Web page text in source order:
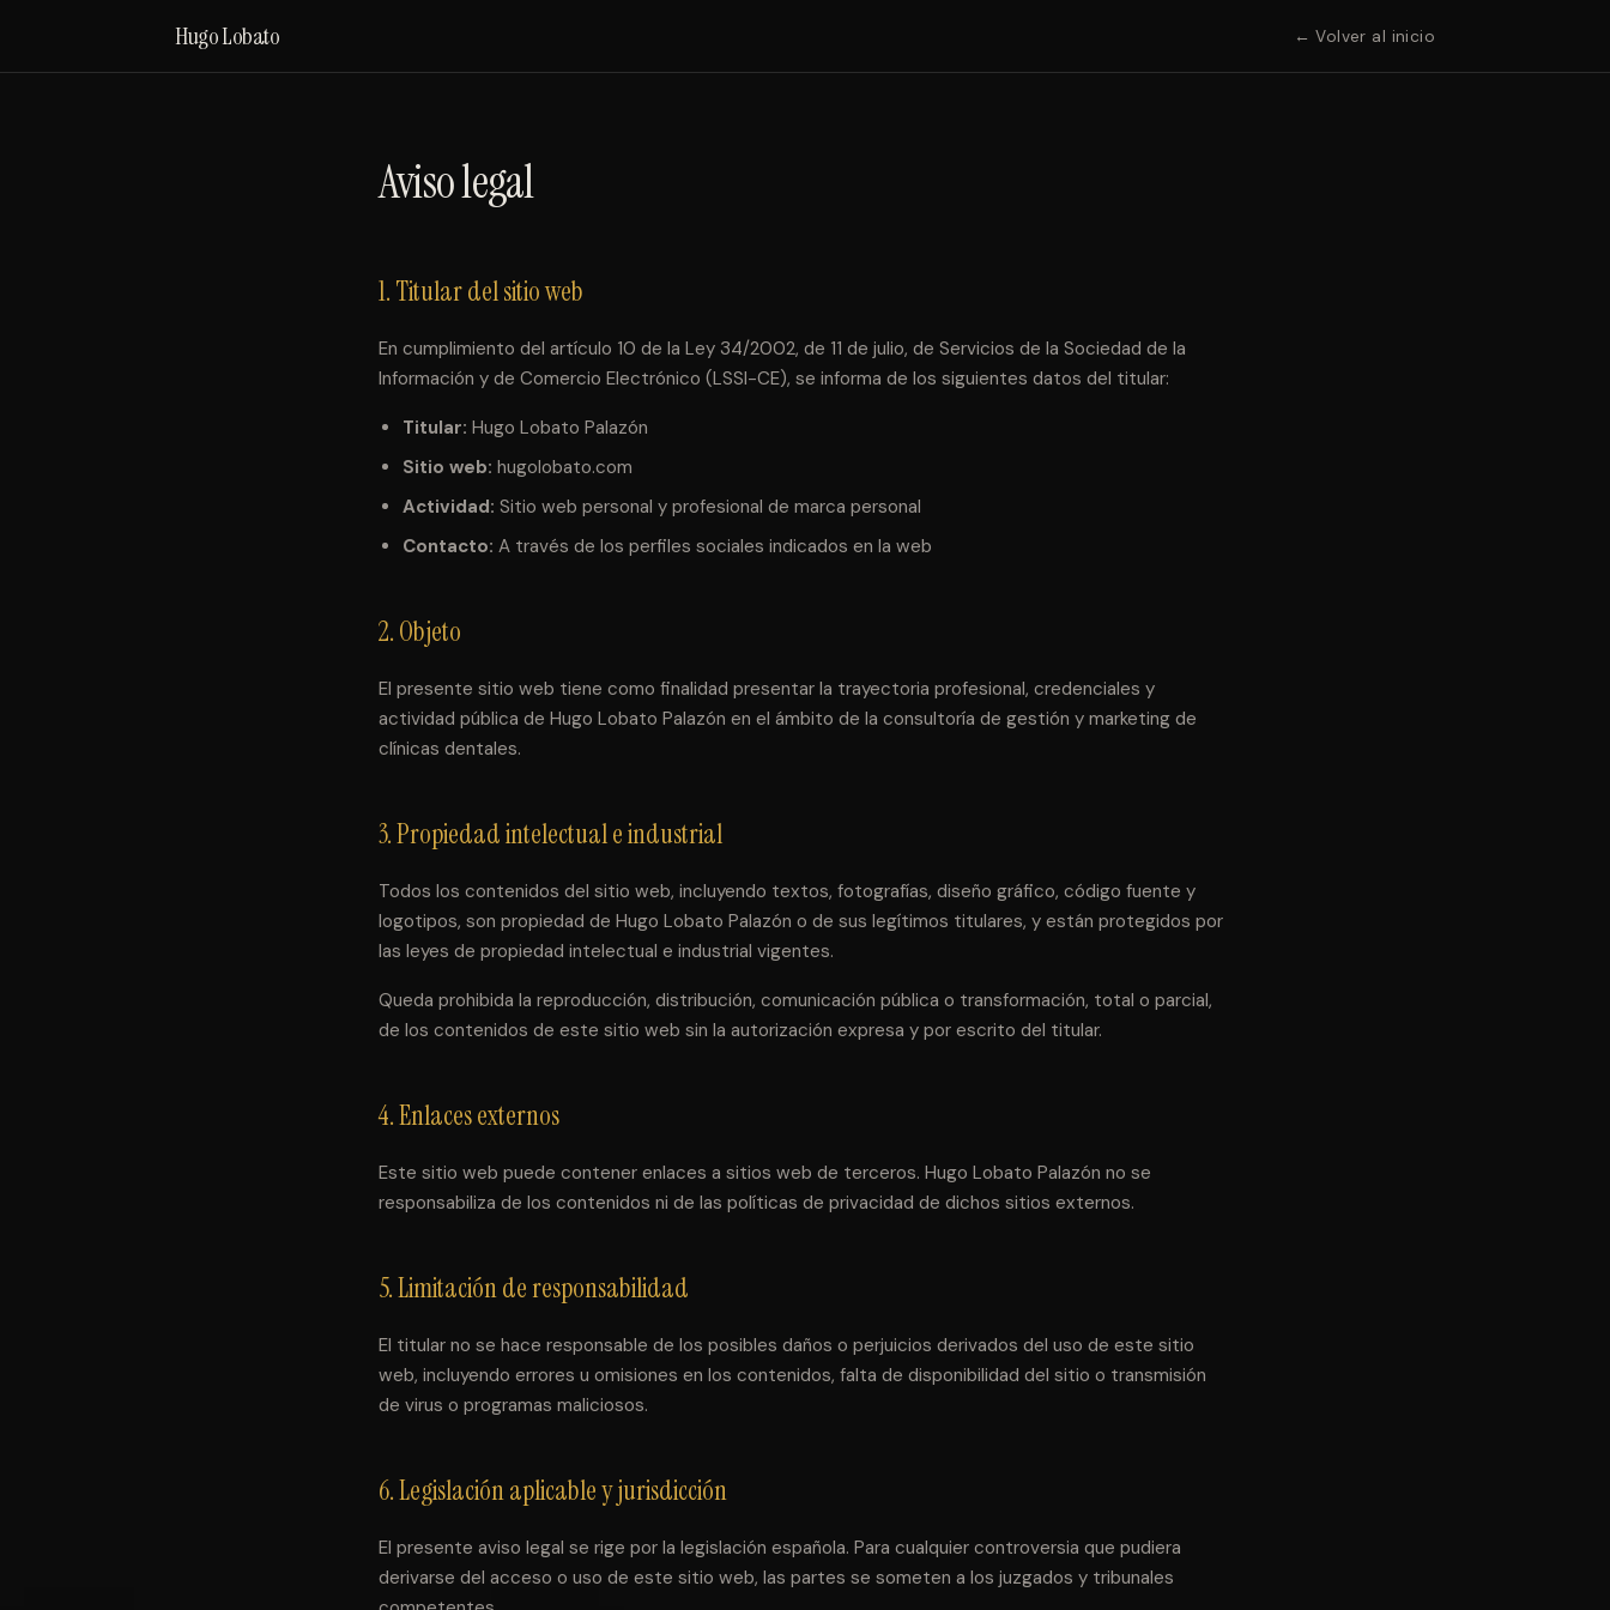
Hugo Lobato ← Volver al inicio
Aviso legal
1. Titular del sitio web
En cumplimiento del artículo 10 de la Ley 34/2002, de 11 de julio, de Servicios de la Sociedad de la
Información y de Comercio Electrónico (LSSI-CE), se informa de los siguientes datos del titular:
Titular: Hugo Lobato Palazón
Sitio web: hugolobato.com
Actividad: Sitio web personal y profesional de marca personal
Contacto: A través de los perfiles sociales indicados en la web
2. Objeto
El presente sitio web tiene como finalidad presentar la trayectoria profesional, credenciales y
actividad pública de Hugo Lobato Palazón en el ámbito de la consultoría de gestión y marketing de
clínicas dentales.
3. Propiedad intelectual e industrial
Todos los contenidos del sitio web, incluyendo textos, fotografías, diseño gráfico, código fuente y
logotipos, son propiedad de Hugo Lobato Palazón o de sus legítimos titulares, y están protegidos por
las leyes de propiedad intelectual e industrial vigentes.
Queda prohibida la reproducción, distribución, comunicación pública o transformación, total o parcial,
de los contenidos de este sitio web sin la autorización expresa y por escrito del titular.
4. Enlaces externos
Este sitio web puede contener enlaces a sitios web de terceros. Hugo Lobato Palazón no se
responsabiliza de los contenidos ni de las políticas de privacidad de dichos sitios externos.
5. Limitación de responsabilidad
El titular no se hace responsable de los posibles daños o perjuicios derivados del uso de este sitio
web, incluyendo errores u omisiones en los contenidos, falta de disponibilidad del sitio o transmisión
de virus o programas maliciosos.
6. Legislación aplicable y jurisdicción
El presente aviso legal se rige por la legislación española. Para cualquier controversia que pudiera
derivarse del acceso o uso de este sitio web, las partes se someten a los juzgados y tribunales